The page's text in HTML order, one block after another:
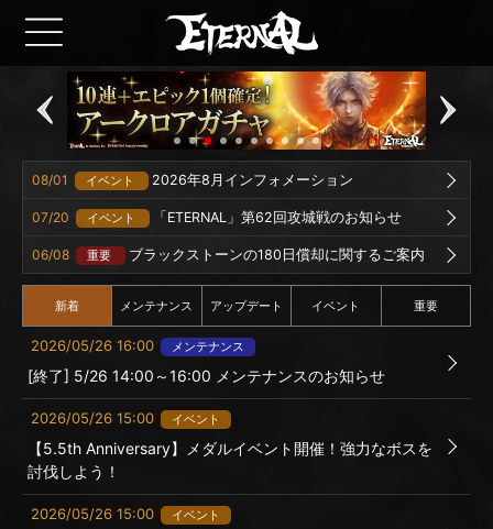
08/01 イベント 2026年8月インフォメーション
07/20 イベント 「ETERNAL」第62回攻城戦のお知らせ
06/08 重要 ブラックストーンの180日償却に関するご案内
新着 メンテナンス アップデート イベント 重要
2026/05/26 16:00 メンテナンス
[終了] 5/26 14:00～16:00 メンテナンスのお知らせ
2026/05/26 15:00 イベント
【5.5th Anniversary】メダルイベント開催！強力なボスを
討伐しよう！
2026/05/26 15:00 イベント